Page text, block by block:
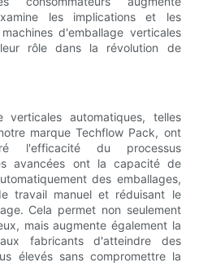
les implications et les
d'emballage verticales
rôle dans la révolution de
verticales automatiques, telles
marque Techflow Pack, ont
l'efficacité du processus
avancées ont la capacité de
des emballages,
travail manuel et réduisant le
Cela permet non seulement
mais augmente également la
fabricants d'atteindre des
élevés sans compromettre la